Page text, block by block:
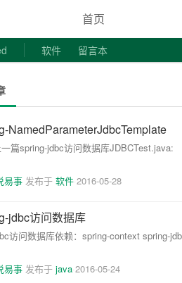
说易事
首页
软件 留言本
NamedParameterJdbcTemplate
篇spring-jdbc访问数据库
易事 发布于 软件 2016-05-28
jdbc访问数据库
访问数据库依赖：spring-context spring-
易事 发布于 java 2016-05-24